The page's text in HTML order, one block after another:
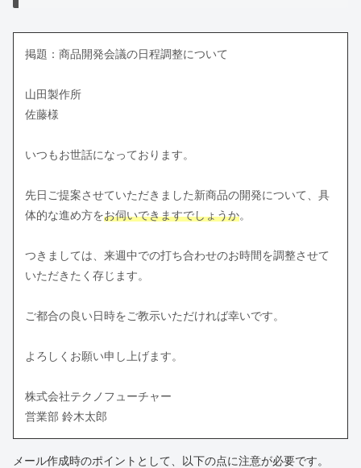
掲題：商品開発会議の日程調整について
山田製作所
佐藤様
いつもお世話になっております。
先日ご提案させていただきました新商品の開発について、具
体的な進め方をお伺いできますでしょうか。
つきましては、来週中での打ち合わせのお時間を調整させて
いただきたく存じます。
ご都合の良い日時をご教示いただければ幸いです。
よろしくお願い申し上げます。
株式会社テクノフューチャー
営業部 鈴木太郎
メール作成時のポイントとして、以下の点に注意が必要です。